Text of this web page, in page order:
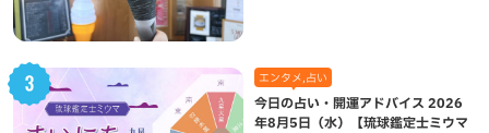
エンタメ,占い
今日の占い・開運アドバイス 2026
年8月5日（水）【琉球鑑定士ミウマ